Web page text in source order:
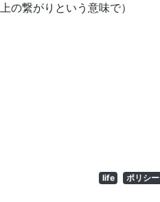
の繋がりという意味で）
life ポリシー